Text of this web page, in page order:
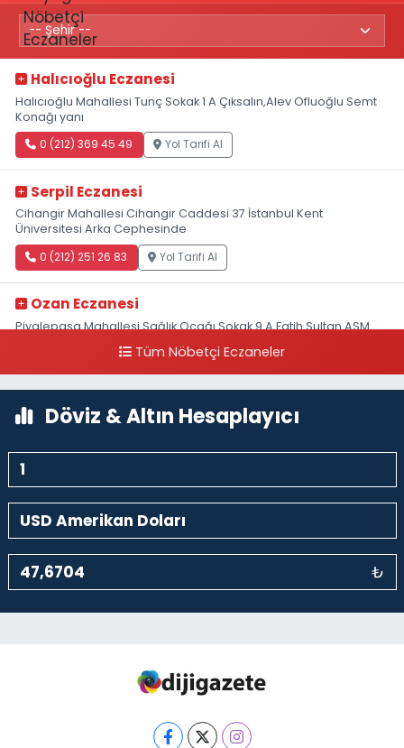
Halıcıoğlu Eczanesi
Halıcıoğlu Mahallesi Tunç Sokak 1 A Çıksalın,Alev Ofluoğlu Semt
Konağı yanı
0 (212) 369 45 49 Yol Tarifi Al
Serpil Eczanesi
Cihangir Mahallesi Cihangir Caddesi 37 İstanbul Kent
Üniversitesi Arka Cephesinde
0 (212) 251 26 83 Yol Tarifi Al
Ozan Eczanesi
Piyalepaşa Mahallesi Sağlık Ocağı Sokak 9 A Fatih Sultan ASM
Tüm Nöbetçi Eczaneler
Döviz & Altın Hesaplayıcı
₺